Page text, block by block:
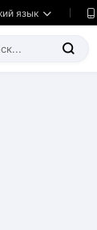
язык  
